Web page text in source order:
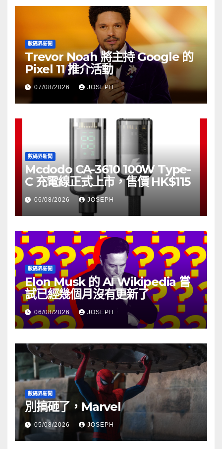
數碼界新聞
Trevor Noah 將主持 Google 的
Pixel 11 推介活動
07/08/2026 JOSEPH
數碼界新聞
Mcdodo CA-3610 100W Type-
C 充電線正式上市，售價 HK$115
06/08/2026 JOSEPH
數碼界新聞
Elon Musk 的 AI Wikipedia 嘗
試已經幾個月沒有更新了
06/08/2026 JOSEPH
數碼界新聞
別搞砸了，Marvel
05/08/2026 JOSEPH